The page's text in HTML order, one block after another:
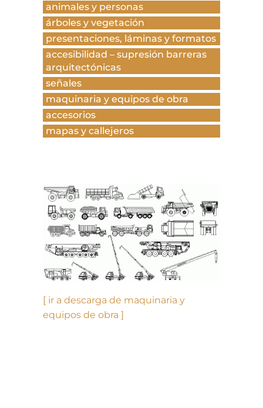
animales y personas
árboles y vegetación
presentaciones, láminas y formatos
accesibilidad – supresión barreras
arquitectónicas
señales
maquinaria y equipos de obra
accesorios
mapas y callejeros
[ ir a descarga de maquinaria y
equipos de obra ]